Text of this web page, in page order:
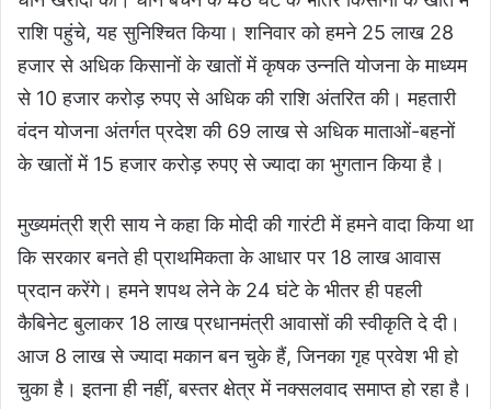
राशि पहुंचे, यह सुनिश्चित किया। शनिवार को हमने 25 लाख 28
हजार से अधिक किसानों के खातों में कृषक उन्नति योजना के माध्यम
से 10 हजार करोड़ रुपए से अधिक की राशि अंतरित की। महतारी
वंदन योजना अंतर्गत प्रदेश की 69 लाख से अधिक माताओं-बहनों
के खातों में 15 हजार करोड़ रुपए से ज्यादा का भुगतान किया है।
मुख्यमंत्री श्री साय ने कहा कि मोदी की गारंटी में हमने वादा किया था
कि सरकार बनते ही प्राथमिकता के आधार पर 18 लाख आवास
प्रदान करेंगे। हमने शपथ लेने के 24 घंटे के भीतर ही पहली
कैबिनेट बुलाकर 18 लाख प्रधानमंत्री आवासों की स्वीकृति दे दी।
आज 8 लाख से ज्यादा मकान बन चुके हैं, जिनका गृह प्रवेश भी हो
चुका है। इतना ही नहीं, बस्तर क्षेत्र में नक्सलवाद समाप्त हो रहा है।